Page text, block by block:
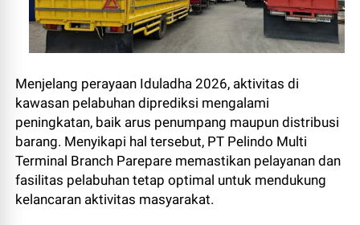
Menjelang perayaan Iduladha 2026, aktivitas di
kawasan pelabuhan diprediksi mengalami
peningkatan, baik arus penumpang maupun distribusi
barang. Menyikapi hal tersebut, PT Pelindo Multi
Terminal Branch Parepare memastikan pelayanan dan
fasilitas pelabuhan tetap optimal untuk mendukung
kelancaran aktivitas masyarakat.